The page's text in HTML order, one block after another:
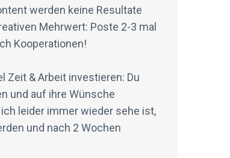
werden keine Resultate
Mehrwert: Poste 2-3 mal
Kooperationen!
Zeit & Arbeit investieren: Du
und auf ihre Wünsche
leider immer wieder sehe ist,
und nach 2 Wochen